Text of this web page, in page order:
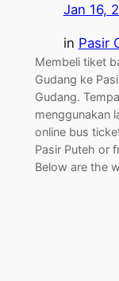
Jan 16,
in Pasir
Membeli tiket
Gudang ke
Gudang.
menggunakan
online bus
Pasir Puteh or
Below are the